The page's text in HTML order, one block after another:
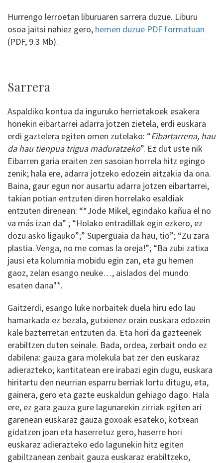
Hurrengo lerroetan liburuaren sarrera duzue. Liburu
osoa jaitsi nahiez gero, hemen duzue PDF formatuan
(PDF, 9.3 Mb).
Sarrera
Aspaldiko kontua da inguruko herrietakoek esakera
honekin eibartarrei adarra jotzen zietela, erdi euskara
erdi gaztelera egiten omen zutelako: “Eibartarrena, hau
da hau tienpua trigua maduratzeko”. Ez dut uste nik
Eibarren garia eraiten zen sasoian horrela hitz egingo
zenik; hala ere, adarra jotzeko edozein aitzakia da ona.
Baina, gaur egun nor ausartu adarra jotzen eibartarrei,
takian potian entzuten diren horrelako esaldiak
entzuten direnean: “*Jode Mikel, egindako kañua el no
va más izan da” ; “Holako entradillak egin ezkero, ez
dozu asko ligauko”;” Superguaia da hau, tio”; “Zu zara
plastia. Venga, no me comas la oreja!”; “Ba zubi zatixa
jausi eta kolumnia mobidu egin zan, eta gu hemen
gaoz, zelan esango neuke…, aislados del mundo
esaten dana"*.
Gaitzerdi, esango luke norbaitek duela hiru edo lau
hamarkada ez bezala, gutxienez orain euskara edozein
kale bazterretan entzuten da. Eta hori da gazteenek
erabiltzen duten seinale. Bada, ordea, zerbait ondo ez
dabilena: gauza gara molekula bat zer den euskaraz
adierazteko; kantitatean ere irabazi egin dugu, euskara
hiritartu den neurrian esparru berriak lortu ditugu, eta,
gainera, gero eta gazte euskaldun gehiago dago. Hala
ere, ez gara gauza gure lagunarekin zirriak egiten ari
garenean euskaraz gauza goxoak esateko; kotxean
gidatzen joan eta haserretuz gero, haserre hori
euskaraz adierazteko edo lagunekin hitz egiten
gabiltzanean zenbait gauza euskaraz erabiltzeko,